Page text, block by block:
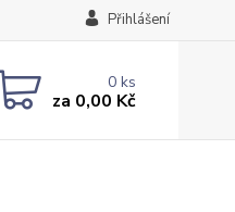
Přihlášení
0ks
za 0,00 Kč